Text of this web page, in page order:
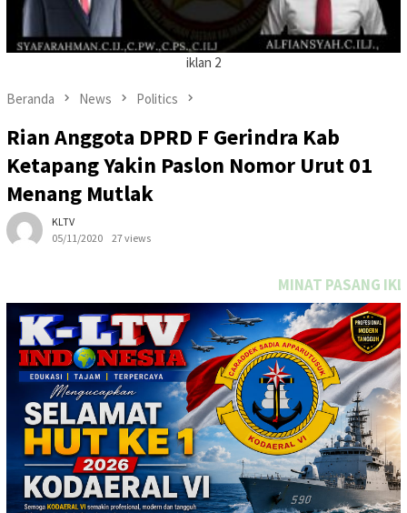
iklan 2
Beranda News Politics
Rian Anggota DPRD F Gerindra Kab
Ketapang Yakin Paslon Nomor Urut 01
Menang Mutlak
KLTV
05/11/2020
27 views
MINAT PASANG IKLAN DITULISAN INI